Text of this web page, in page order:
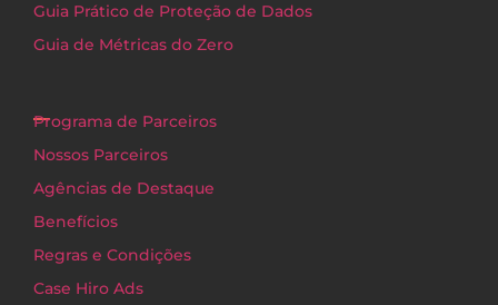
Guia Prático de Proteção de Dados
Guia de Métricas do Zero
Programa de Parceiros
Nossos Parceiros
Agências de Destaque
Benefícios
Regras e Condições
Case Hiro Ads